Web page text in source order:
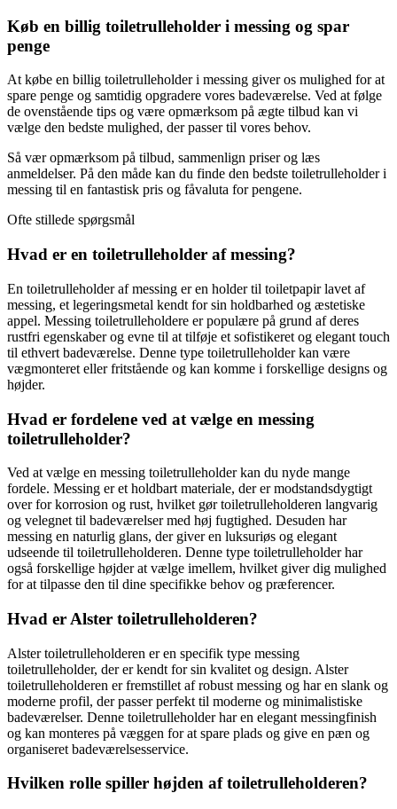
Køb en billig toiletrulleholder i messing og spar
penge
At købe en billig toiletrulleholder i messing giver os mulighed for at
spare penge og samtidig opgradere vores badeværelse. Ved at følge
de ovenstående tips og være opmærksom på ægte tilbud kan vi
vælge den bedste mulighed, der passer til vores behov.
Så vær opmærksom på tilbud, sammenlign priser og læs
anmeldelser. På den måde kan du finde den bedste toiletrulleholder i
messing til en fantastisk pris og fåvaluta for pengene.
Ofte stillede spørgsmål
Hvad er en toiletrulleholder af messing?
En toiletrulleholder af messing er en holder til toiletpapir lavet af
messing, et legeringsmetal kendt for sin holdbarhed og æstetiske
appel. Messing toiletrulleholdere er populære på grund af deres
rustfri egenskaber og evne til at tilføje et sofistikeret og elegant touch
til ethvert badeværelse. Denne type toiletrulleholder kan være
vægmonteret eller fritstående og kan komme i forskellige designs og
højder.
Hvad er fordelene ved at vælge en messing
toiletrulleholder?
Ved at vælge en messing toiletrulleholder kan du nyde mange
fordele. Messing er et holdbart materiale, der er modstandsdygtigt
over for korrosion og rust, hvilket gør toiletrulleholderen langvarig
og velegnet til badeværelser med høj fugtighed. Desuden har
messing en naturlig glans, der giver en luksuriøs og elegant
udseende til toiletrulleholderen. Denne type toiletrulleholder har
også forskellige højder at vælge imellem, hvilket giver dig mulighed
for at tilpasse den til dine specifikke behov og præferencer.
Hvad er Alster toiletrulleholderen?
Alster toiletrulleholderen er en specifik type messing
toiletrulleholder, der er kendt for sin kvalitet og design. Alster
toiletrulleholderen er fremstillet af robust messing og har en slank og
moderne profil, der passer perfekt til moderne og minimalistiske
badeværelser. Denne toiletrulleholder har en elegant messingfinish
og kan monteres på væggen for at spare plads og give en pæn og
organiseret badeværelsesservice.
Hvilken rolle spiller højden af toiletrulleholderen?